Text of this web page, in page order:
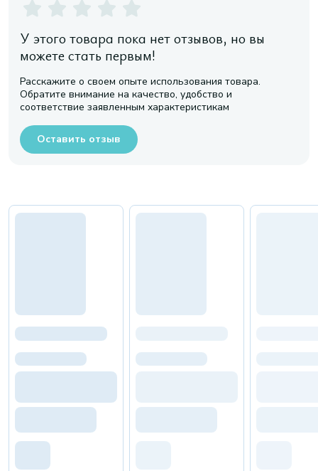
У этого товара пока нет отзывов, но вы
можете стать первым!
Расскажите о своем опыте использования товара.
Обратите внимание на качество, удобство и
соответствие заявленным характеристикам
Оставить отзыв